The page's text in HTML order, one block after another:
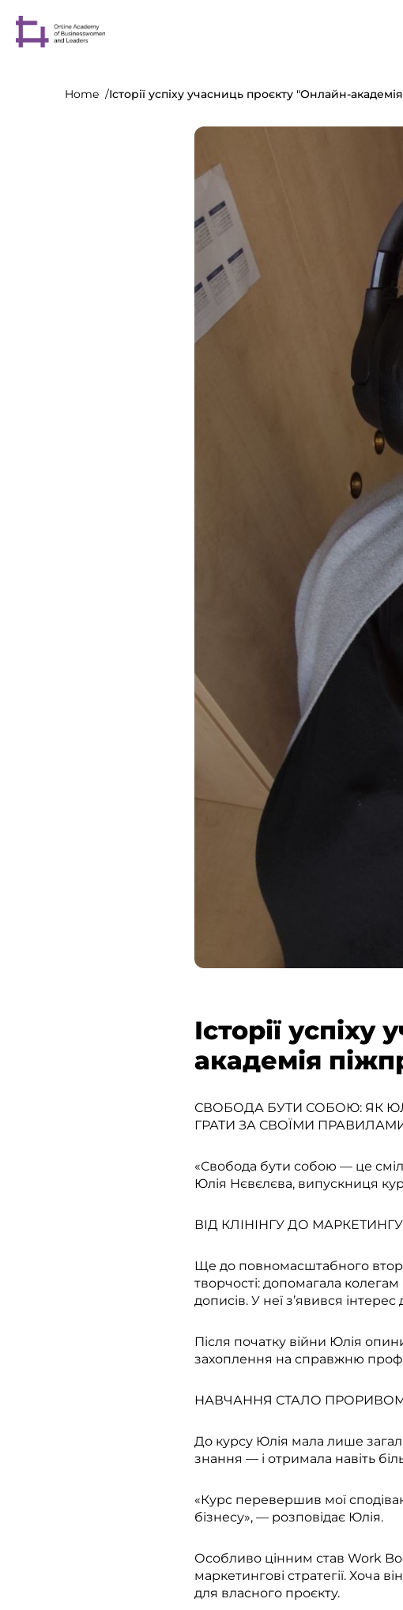
Home Історії успіху учасниць проєкту "Онлайн-
Історії
академія
СВОБОДА БУТИ СОБОЮ: ЯК
ГРАТИ ЗА СВОЇМИ
«Свобода бути собою — це
Юлія Нєвєлєва, випускниця
ВІД КЛІНІНГУ ДО
Ще до повномасштабного
творчості: допомагала
дописів. У неї з’явився
Після початку війни Юлія
захоплення на справжню
НАВЧАННЯ СТАЛО ПРОРИВОМ:
До курсу Юлія мала лише
знання — і отримала навіть
«Курс перевершив мої
бізнесу», — розповідає Юлія.
Особливо цінним став Work
маркетингові стратегії. Хоча
для власного проєкту.